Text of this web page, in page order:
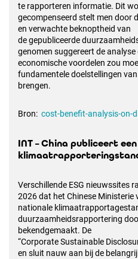
te rapporteren informatie. Dit
gecompenseerd stelt men door
en verwachte beknoptheid van
de gepubliceerde
genomen suggereert de
economische voordelen zou
fundamentele doelstellingen
brengen.
Bron: cost-benefit-analysis-on-
INT – China publiceert een
Verschillende ESG nieuwssites
2026 dat het Chinese Ministerie
nationale
duurzaamheidsrapportering
bekendgemaakt. De
“Corporate Sustainable
en sluit nauw aan bij de